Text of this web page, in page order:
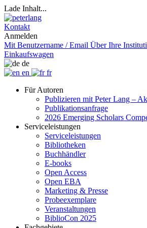
Lade Inhalt...
Kontakt
Anmelden
Mit Benutzername / Email Über Ihre
Einkaufswagen
de
en
fr
Für Autoren
Publizieren mit Peter Lang –
Publikationsanfrage
2026 Emerging Scholars
Serviceleistungen
Serviceleistungen
Bibliotheken
Buchhändler
E-books
Open Access
Open EBA
Marketing & Presse
Probeexemplare
Veranstaltungen
BiblioCon 2025